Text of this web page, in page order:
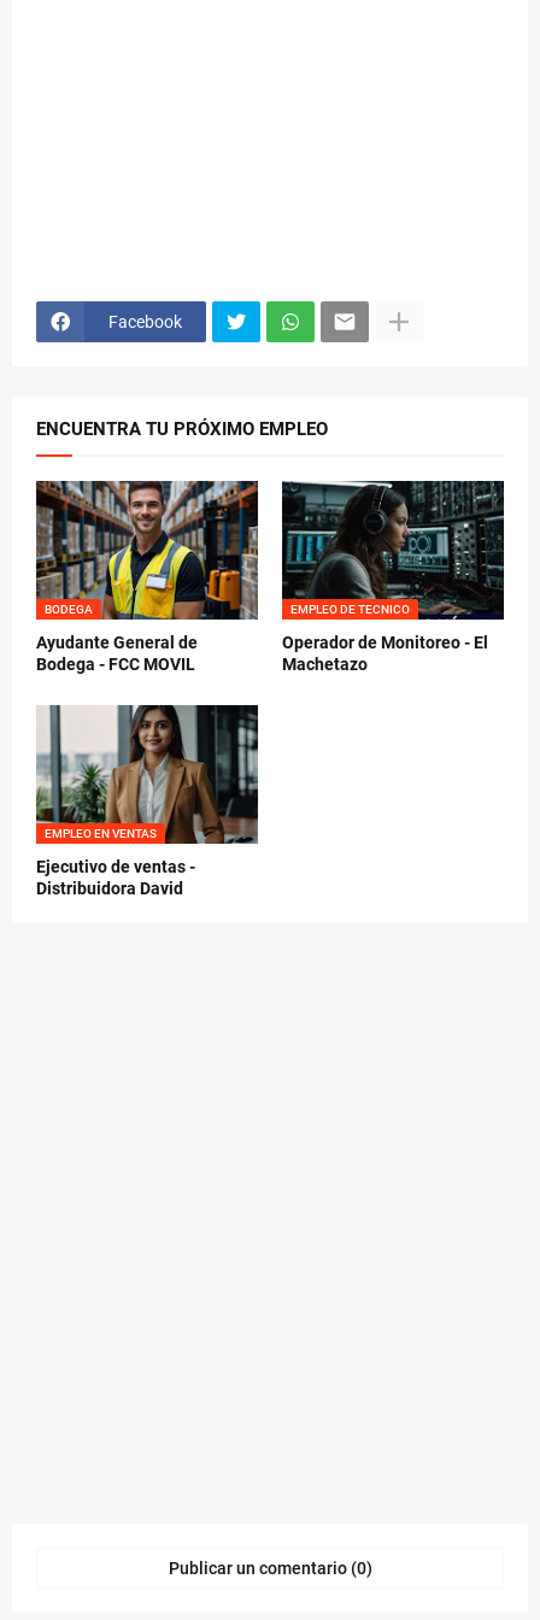
Facebook
ENCUENTRA TU PRÓXIMO EMPLEO
BODEGA
Ayudante General de
Bodega - FCC MOVIL
EMPLEO DE TECNICO
Operador de Monitoreo - El
Machetazo
EMPLEO EN VENTAS
Ejecutivo de ventas -
Distribuidora David
Publicar un comentario (0)